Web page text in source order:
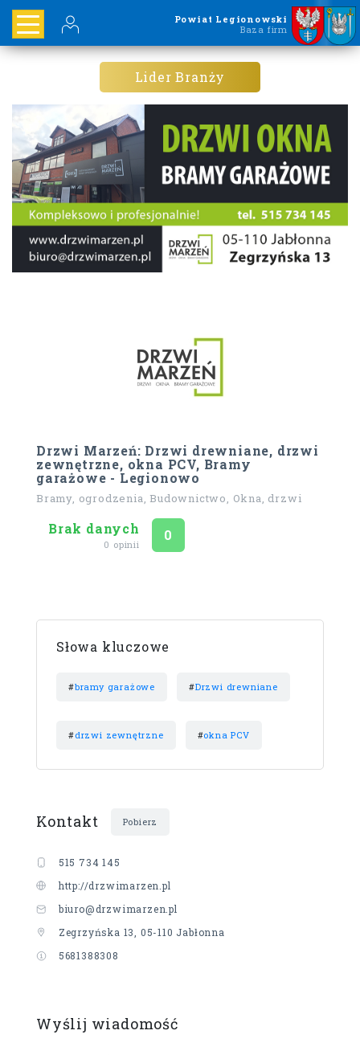
Powiat Legionowski
Baza firm
Lider Branży
Drzwi Marzeń: Drzwi drewniane, drzwi
zewnętrzne, okna PCV, Bramy
garażowe - Legionowo
Bramy, ogrodzenia, Budownictwo, Okna, drzwi
Brak danych
0 opinii
Ocena
0
Słowa kluczowe
#bramy garażowe #Drzwi drewniane
#drzwi zewnętrzne #okna PCV
Kontakt Pobierz
515 734 145
http://drzwimarzen.pl
biuro@drzwimarzen.pl
Zegrzyńska 13, 05-110 Jabłonna
5681388308
Wyślij wiadomość